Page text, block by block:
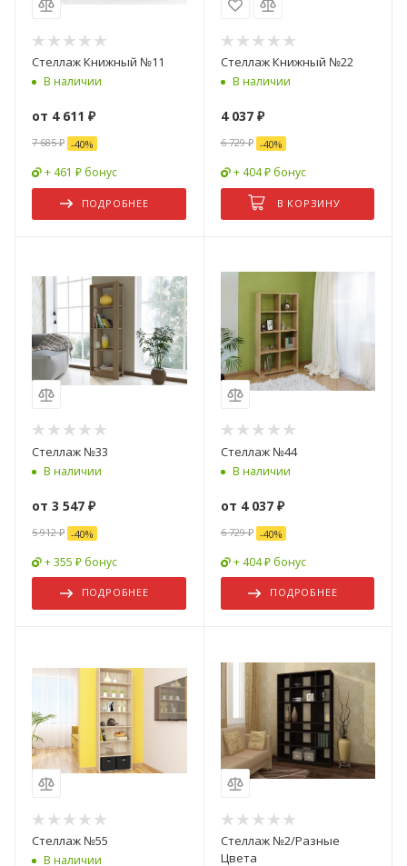
Стеллаж Книжный №11
В наличии
от 4 611 ₽
7 685 ₽ -40%
+ 461 ₽ бонус
ПОДРОБНЕЕ
Стеллаж Книжный №22
В наличии
4 037₽
6 729₽ -40%
+ 404 ₽ бонус
В КОРЗИНУ
Стеллаж №33
В наличии
от 3 547 ₽
5 912 ₽ -40%
+ 355 ₽ бонус
ПОДРОБНЕЕ
Стеллаж №44
В наличии
от 4 037 ₽
6 729 ₽ -40%
+ 404 ₽ бонус
ПОДРОБНЕЕ
Стеллаж №55
В наличии
Стеллаж №2/Разные
Цвета